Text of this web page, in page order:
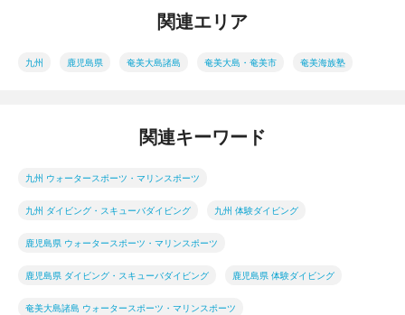
関連エリア
九州 鹿児島県 奄美大島諸島 奄美大島・奄美市 奄美海族塾
関連キーワード
九州 ウォータースポーツ・マリンスポーツ
九州 ダイビング・スキューバダイビング 九州 体験ダイビング
鹿児島県 ウォータースポーツ・マリンスポーツ
鹿児島県 ダイビング・スキューバダイビング 鹿児島県 体験ダイビング
奄美大島諸島 ウォータースポーツ・マリンスポーツ